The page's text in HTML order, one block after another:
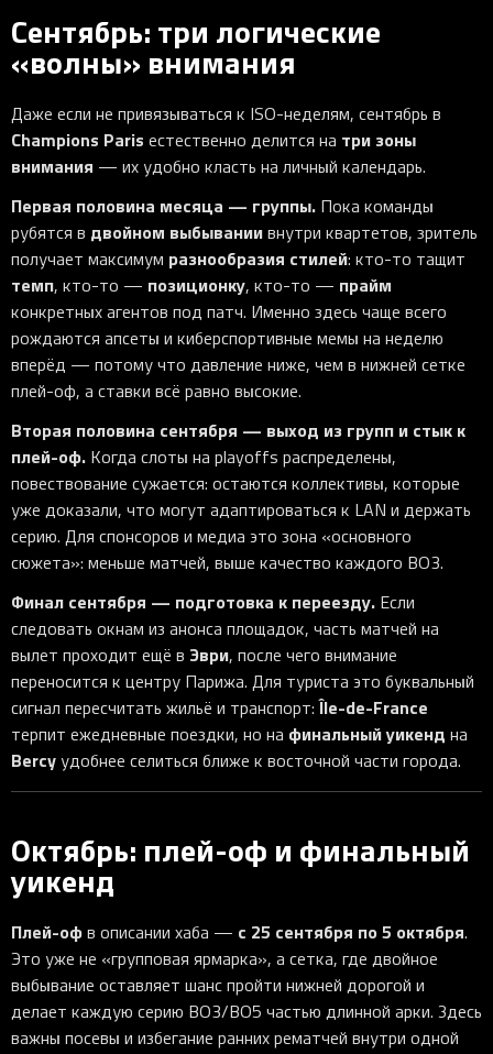
Сентябрь: три логические
«волны» внимания
Даже если не привязываться к ISO-неделям, сентябрь в
Champions Paris естественно делится на три зоны
внимания — их удобно класть на личный календарь.
Первая половина месяца — группы. Пока команды
рубятся в двойном выбываниивнутри квартетов, зритель
получает максимум разнообразия стилей: кто-то тащит
темп, кто-то — позиционку, кто-то — прайм
конкретных агентов под патч. Именно здесь чаще всего
рождаются апсеты и киберспортивные мемы на неделю
вперёд — потому что давление ниже, чем в нижней сетке
плей-оф, а ставки всё равно высокие.
Вторая половина сентября — выход из групп и стык к
плей-оф. Когда слоты на playoffs распределены,
повествование сужается: остаются коллективы, которые
уже доказали, что могут адаптироваться к LAN и держать
серию. Для спонсоров и медиа это зона «основного
сюжета»: меньше матчей, выше качество каждого BO3.
Финал сентября — подготовка к переезду. Если
следовать окнам из анонса площадок, часть матчей на
вылет проходит ещё в Эври, после чего внимание
переносится к центру Парижа. Для туриста это буквальный
сигнал пересчитать жильё и транспорт:Île-de-France
терпит ежедневные поездки, но на финальный уикенд на
Bercy удобнее селиться ближе к восточной части города.
Октябрь: плей-оф и финальный
уикенд
Плей-офв описании хаба — с 25 сентября по 5 октября.
Это уже не «групповая ярмарка», а сетка, где двойное
выбывание оставляет шанс пройти нижней дорогой и
делает каждую серию BO3/BO5 частью длинной арки. Здесь
важны посевы и избегание ранних рематчей внутри одной